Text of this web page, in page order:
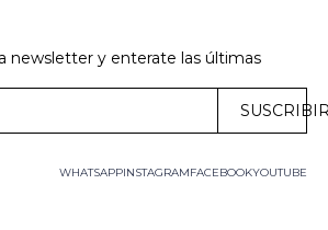
newsletter y enterate las últimas
WHATSAPP FACEBOOKYOUTUBE
INSTAGRAM